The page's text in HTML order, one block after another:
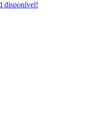
disponível!